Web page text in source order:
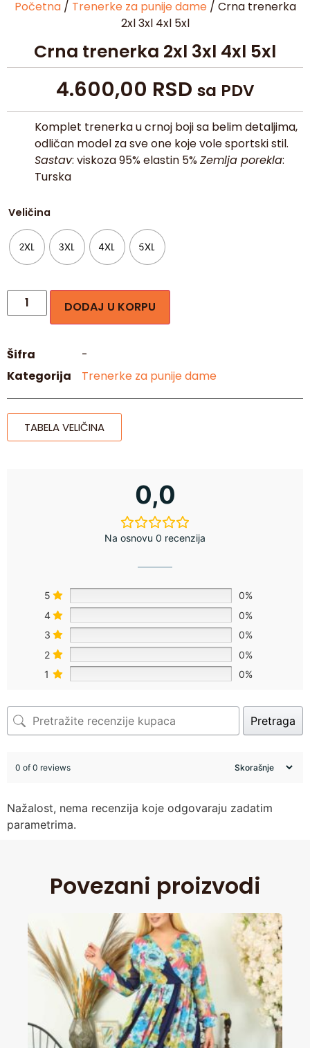
Početna/ Trenerke za punije dame/ Crna trenerka
2xl 3xl 4xl 5xl
Crna trenerka 2xl 3xl 4xl 5xl
4.600,00 RSD sa PDV
Komplet trenerka u crnoj boji sa belim detaljima,
odličan model za sve one koje vole sportski stil.
Sastav: viskoza 95% elastin 5%Zemlja porekla:
Turska
Veličina
2XL 3XL 4XL 5XL
DODAJ U KORPU
Šifra
-
Kategorija
Trenerke za punije dame
TABELA VELIČINA
0,0
Na osnovu 0 recenzija
5
0%
4
0%
3
0%
2
0%
1
0%
Pretraga
0 of 0 reviews
Nažalost, nema recenzija koje odgovaraju zadatim
parametrima.
Povezani proizvodi